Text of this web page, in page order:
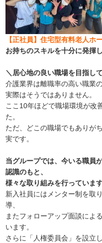
【正社員】住宅型有料老人ホ
お持ちのスキルを十分に発揮
＼居心地の良い職場を目指し
介護業界は離職率の高い職業
実際はそうではありません。
ここ10年ほどで職場環境が改
た。
ただ、どこの職場でもありが
実です。
当グループでは、今いる職員
認識のもと、
様々な取り組みを行っています
新入社員にはメンター制を取
導、
またフォローアップ面談によ
います。
さらに「人権委員会」を設立